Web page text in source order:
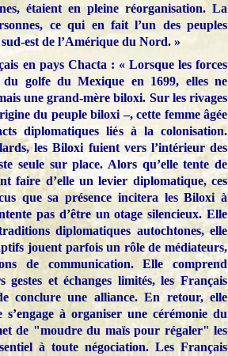
étaient en pleine réorganisation. La
ce qui en fait l’un des peuples
est de l’Amérique du Nord. »
en pays Chacta : « Lorsque les forces
golfe du Mexique en 1699, elles ne
une grand-mère biloxi. Sur les rivages
du peuple biloxi –, cette femme âgée
diplomatiques liés à la colonisation.
les Biloxi fuient vers l’intérieur des
seule sur place. Alors qu’elle tente de
faire d’elle un levier diplomatique, ces
que sa présence incitera les Biloxi à
pas d’être un otage silencieux. Elle
diplomatiques autochtones, elle
jouent parfois un rôle de médiateurs,
de communication. Elle comprend
et échanges limités, les Français
conclure une alliance. En retour, elle
à organiser une cérémonie du
de "moudre du maïs pour régaler" les
à toute négociation. Les Français